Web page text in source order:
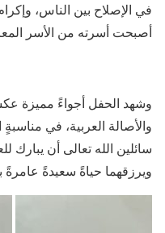
في الإصلاح بين الناس،
أصبحت أسرته من الأسر
وشهد الحفل أجواءً مميزة
والأصالة العربية، في
سائلين الله تعالى أن يبارك
ويرزقهما حياةً سعيدةً عامرةً